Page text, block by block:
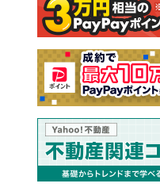
売却査定